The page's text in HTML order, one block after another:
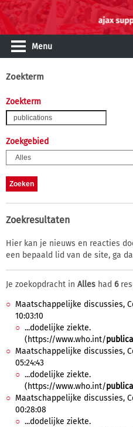
Menu
Zoekterm
Zoekterm
Zoekgebied
Zoekresultaten
Hier kan je nieuws en reacties
een bepaald lid van de site, ga
Je zoekopdracht in Alles had 6
Maatschappelijke discussies,
10:03:10
...dodelijke ziekte.
(https://www.who.int/
Maatschappelijke discussies,
05:24:43
...dodelijke ziekte.
(https://www.who.int/
Maatschappelijke discussies,
00:28:08
...dodelijke ziekte.